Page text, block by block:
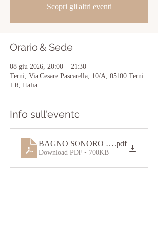
Scopri gli altri eventi
Orario & Sede
08 giu 2026, 20:00 – 21:30
Terni, Via Cesare Pascarella, 10/A, 05100 Terni
TR, Italia
Info sull'evento
BAGNO SONORO PER I 7
.pdf
Download PDF • 700KB